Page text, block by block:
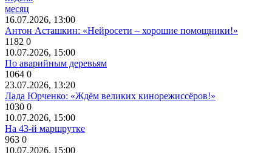
месяц
16.07.2026, 13:00
Антон Асташкин: «Нейросети – хорошие помощники!»
1182 0
10.07.2026, 15:00
По аварийным деревьям
1064 0
23.07.2026, 13:20
Лада Юрченко: «Ждём великих кинорежиссёров!»
1030 0
10.07.2026, 15:00
На 43-й маршрутке
963 0
10.07.2026, 15:00